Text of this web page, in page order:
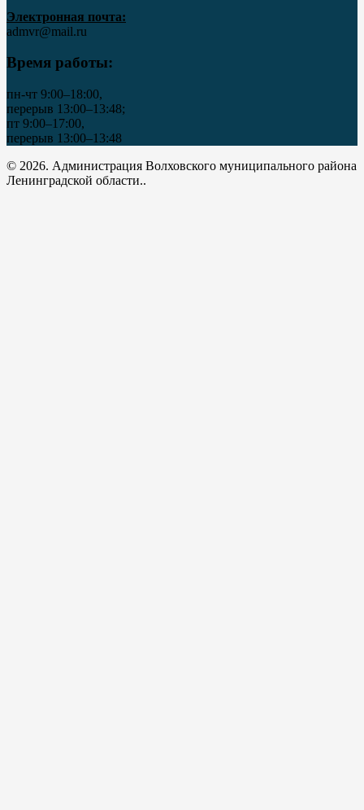
Электронная почта:
admvr@mail.ru
Время работы:
пн-чт 9:00–18:00,
перерыв 13:00–13:48;
пт 9:00–17:00,
перерыв 13:00–13:48
© 2026. Администрация Волховского муниципального района
Ленинградской области..